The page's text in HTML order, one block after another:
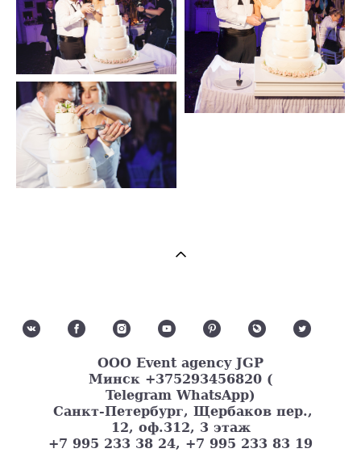
ООО Event agency JGP
Минск+375293456820 (
Telegram WhatsApp)
Санкт-Петербург, Щербаков пер.,
12, оф.312, 3 этаж
+7 995 233 38 24, +7 995 233 83 19